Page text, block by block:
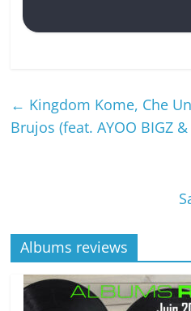
← Kingdom Kome, Che
Brujos (feat. AYOO BIGZ
Albums reviews